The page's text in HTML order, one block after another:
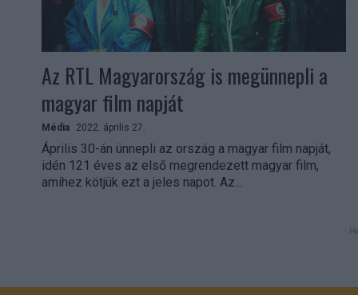
Az RTL Magyarország is megünnepli a
magyar film napját
Média 2022. április 27.
Április 30-án ünnepli az ország a magyar film napját,
idén 121 éves az első megrendezett magyar film,
amihez kötjük ezt a jeles napot. Az...
-